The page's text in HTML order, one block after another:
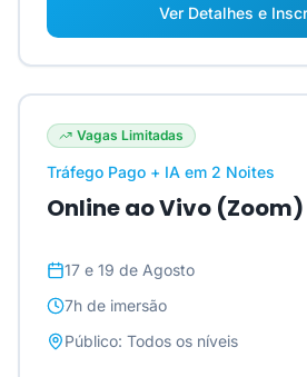
Ver Detalhes e
Vagas Limitadas
Tráfego Pago + IA em 2 Noites
Online ao Vivo (Zoom)
17 e 19 de Agosto
7h de imersão
Público: Todos os níveis